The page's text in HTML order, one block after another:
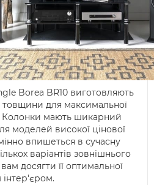
Borea BR10 виготовляють
товщини для максимальної
Колонки мають шикарний
моделей високої цінової
впишеться в сучасну
варіантів зовнішнього
досягти її оптимальної